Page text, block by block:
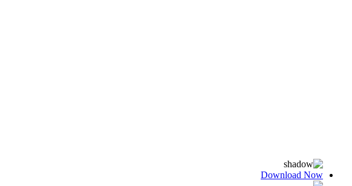
Download Now